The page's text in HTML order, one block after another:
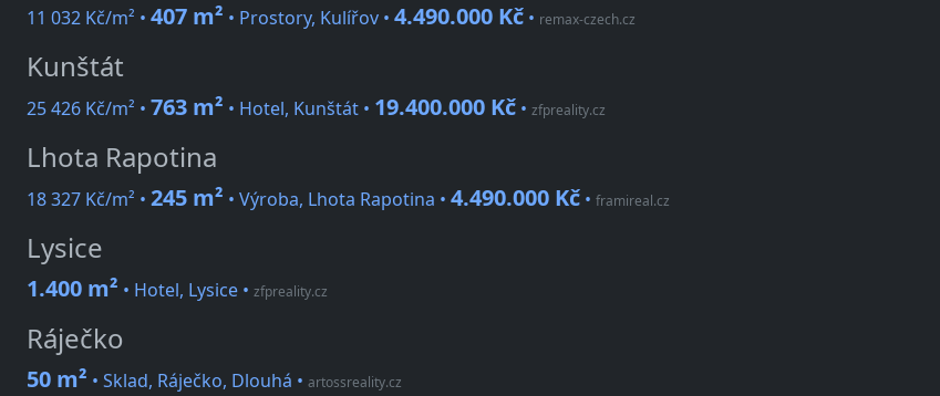
11 032 Kč/m² • 407 m² • Prostory, Kulířov • 4.490.000 Kč • remax-czech.cz
Kunštát
25 426 Kč/m² • 763 m² • Hotel, Kunštát • 19.400.000 Kč • zfpreality.cz
Lhota Rapotina
18 327 Kč/m² • 245 m² • Výroba, Lhota Rapotina • 4.490.000 Kč • framireal.cz
Lysice
1.400 m² • Hotel, Lysice • zfpreality.cz
Ráječko
50 m² • Sklad, Ráječko, Dlouhá • artossreality.cz